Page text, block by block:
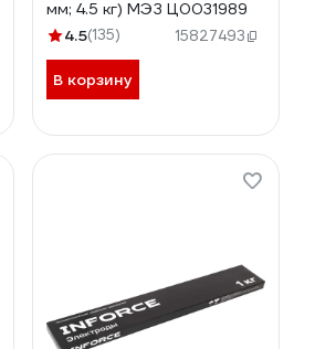
мм; 4.5 кг) МЭЗ Ц0031989
4.5(135) 15827493
В корзину